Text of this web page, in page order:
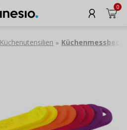
0
Küchenutensilien »